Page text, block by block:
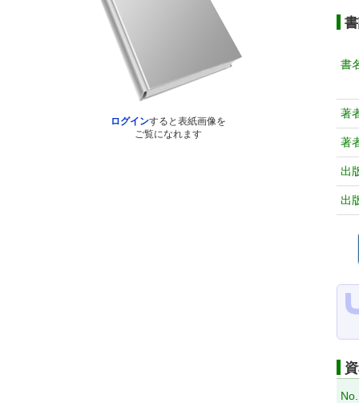
ログインすると表紙画像を
ご覧になれます
書
著
著
出
出
No.